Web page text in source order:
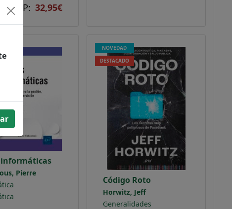
PVP: 32,95€
informáticas
Pierre
NOVEDAD
DESTACADO
Código Roto
Horwitz, Jeff
Generalidades